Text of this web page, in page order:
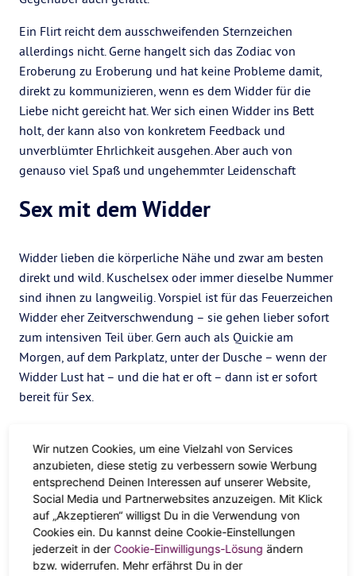
Ein Flirt reicht dem ausschweifenden Sternzeichen
allerdings nicht. Gerne hangelt sich das Zodiac von
Eroberung zu Eroberung und hat keine Probleme damit,
direkt zu kommunizieren, wenn es dem Widder für die
Liebe nicht gereicht hat. Wer sich einen Widder ins Bett
holt, der kann also von konkretem Feedback und
unverblümter Ehrlichkeit ausgehen. Aber auch von
genauso viel Spaß und ungehemmter Leidenschaft
Sex mit dem Widder
Widder lieben die körperliche Nähe und zwar am besten
direkt und wild. Kuschelsex oder immer dieselbe Nummer
sind ihnen zu langweilig. Vorspiel ist für das Feuerzeichen
Widder eher Zeitverschwendung – sie gehen lieber sofort
zum intensiven Teil über. Gern auch als Quickie am
Morgen, auf dem Parkplatz, unter der Dusche – wenn der
Widder Lust hat – und die hat er oft – dann ist er sofort
bereit für Sex.
und kommuniziert sie auch. Widder-Frauen wissen gut
darüber Bescheid, was sie anturnt und zum Höhepunkt
bringt. Daher übernehmen sie gern die Führung. Auch der
Widder-Mann ist eher der Macher als der Verführte. Im Bett
sind Widder-Geborene sind Improvisationskünstler, was
verschiedene Stellungen anbelangt und probieren gern
Neues aus. Kritik in Sachen Sex stecken Widder nicht gut
Wir nutzen Cookies, um eine Vielzahl von Services
anzubieten, diese stetig zu verbessern sowie Werbung
entsprechend Deinen Interessen auf unserer Website,
Social Media und Partnerwebsites anzuzeigen. Mit Klick
auf „Akzeptieren“ willigst Du in die Verwendung von
Cookies ein. Du kannst deine Cookie-Einstellungen
jederzeit in der Cookie-Einwilligungs-Lösung ändern
bzw. widerrufen. Mehr erfährst Du in der